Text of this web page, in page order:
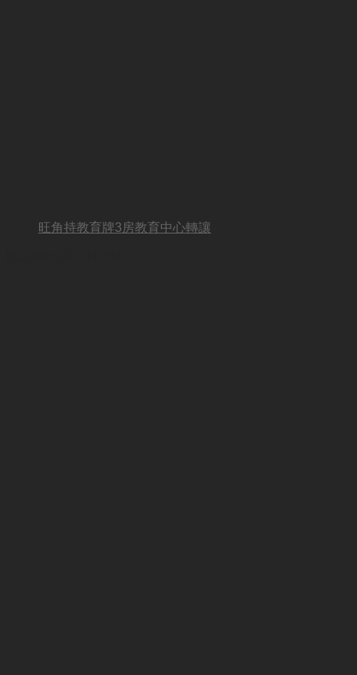
旺角持教育牌3房教育中心轉讓